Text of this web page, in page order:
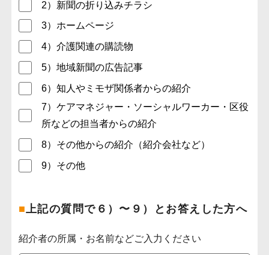
2）新聞の折り込みチラシ
3）ホームページ
4）介護関連の購読物
5）地域新聞の広告記事
6）知人やミモザ関係者からの紹介
7）ケアマネジャー・ソーシャルワーカー・区役
所などの担当者からの紹介
8）その他からの紹介（紹介会社など）
9）その他
■ 上記の質問で６）〜９）とお答えした方へ
紹介者の所属・お名前などご入力ください